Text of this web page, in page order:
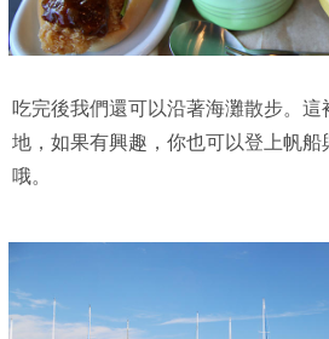
吃完後我們還可以沿著海灘散步。
地，如果有興趣，你也可以登上帆船
哦。